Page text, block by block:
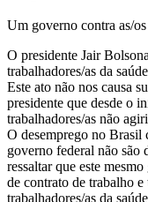
Um governo contra as/
O presidente Jair
trabalhadores/as da
Este ato não nos causa
presidente que desde o
trabalhadores/as não
O desemprego no Brasil
governo federal não são
ressaltar que este
de contrato de trabalho
trabalhadores/as da